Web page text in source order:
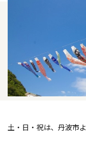
土・日・祝は、丹波市